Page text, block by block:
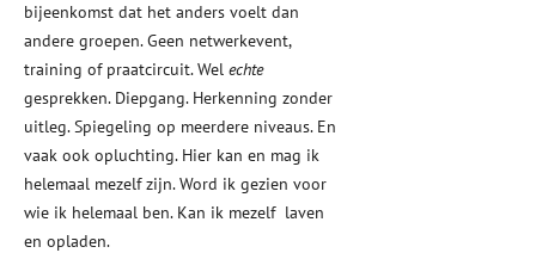
bijeenkomst dat het anders voelt dan
andere groepen. Geen netwerkevent,
training of praatcircuit. Wel echte
gesprekken. Diepgang. Herkenning zonder
uitleg. Spiegeling op meerdere niveaus. En
vaak ook opluchting. Hier kan en mag ik
helemaal mezelf zijn. Word ik gezien voor
wie ik helemaal ben. Kan ik mezelf laven
en opladen.